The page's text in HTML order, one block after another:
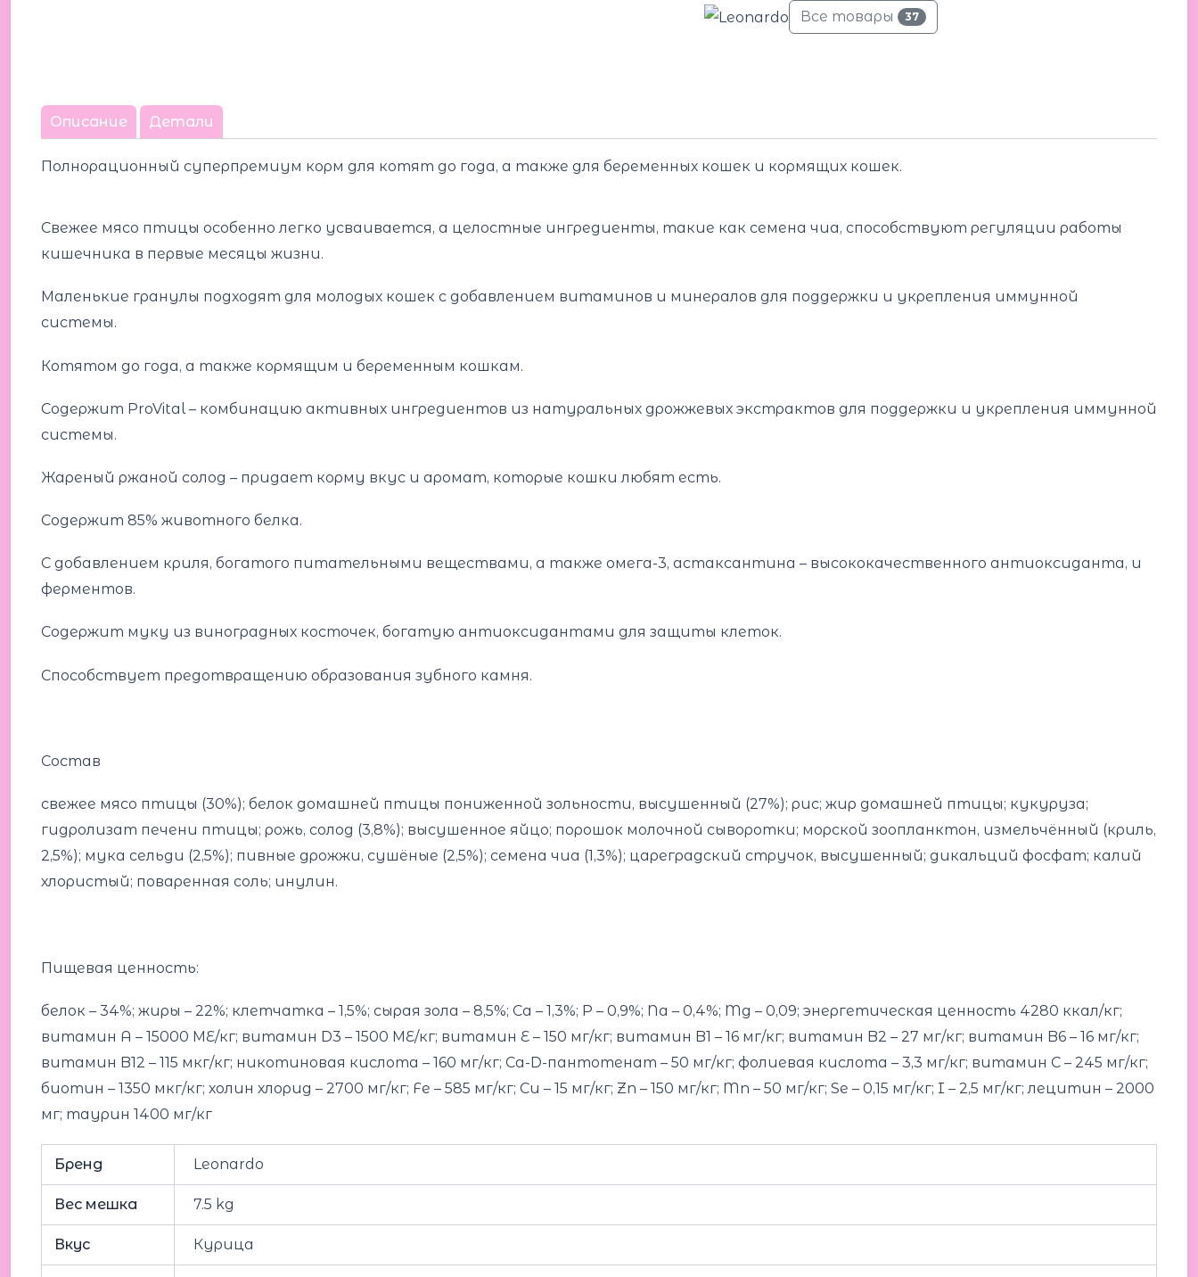
Все товары 37
Описание Детали
Полнорационный cуперпремиум корм для котят до года, а также для беременных кошек и кормящих кошек.
Свежее мясо птицы особенно легко усваивается, а целостные ингредиенты, такие как семена чиа, способствуют регуляции работы
кишечника в первые месяцы жизни.
Маленькие гранулы подходят для молодых кошек с добавлением витаминов и минералов для поддержки и укрепления иммунной
системы.
Котятом до года, а также кормящим и беременным кошкам.
Содержит ProVital – комбинацию активных ингредиентов из натуральных дрожжевых экстрактов для поддержки и укрепления иммунной
системы.
Жареный ржаной солод – придает корму вкус и аромат, которые кошки любят есть.
Содержит 85% животного белка.
С добавлением криля, богатого питательными веществами, а также омега-3, астаксантина – высококачественного антиоксиданта, и
ферментов.
Содержит муку из виноградных косточек, богатую антиоксидантами для защиты клеток.
Способствует предотвращению образования зубного камня.
Состав
свежее мясо птицы (30%); белок домашней птицы пониженной зольности, высушенный (27%); рис; жир домашней птицы; кукуруза;
гидролизат печени птицы; рожь, солод (3,8%); высушенное яйцо; порошок молочной сыворотки; морской зоопланктон, измельчённый (криль,
2,5%); мука сельди (2,5%); пивные дрожжи, сушёные (2,5%); cемена чиа (1,3%); цареградский стручок, высушенный; дикальций фосфат; калий
хлористый; поваренная соль; инулин.
Пищевая ценность:
белок – 34%; жиры – 22%; клетчатка – 1,5%; сырая зола – 8,5%; Ca – 1,3%; P – 0,9%; Na – 0,4%; Mg – 0,09; энергетическая ценность 4280 ккал/кг;
витамин А – 15000 МЕ/кг; витамин D3 – 1500 МЕ/кг; витамин E – 150 мг/кг; витамин B1 – 16 мг/кг; витамин B2 – 27 мг/кг; витамин B6 – 16 мг/кг;
витамин B12 – 115 мкг/кг; никотиновая кислота – 160 мг/кг; Ca-D-пантотенат – 50 мг/кг; фолиевая кислота – 3,3 мг/кг; витамин С – 245 мг/кг;
биотин – 1350 мкг/кг; холин хлорид – 2700 мг/кг; Fe – 585 мг/кг; Cu – 15 мг/кг; Zn – 150 мг/кг; Mn – 50 мг/кг; Se – 0,15 мг/кг; I – 2,5 мг/кг; лецитин – 2000
мг; таурин 1400 мг/кг
Бренд Leonardo
Вес мешка 7.5 kg
Вкус Курица